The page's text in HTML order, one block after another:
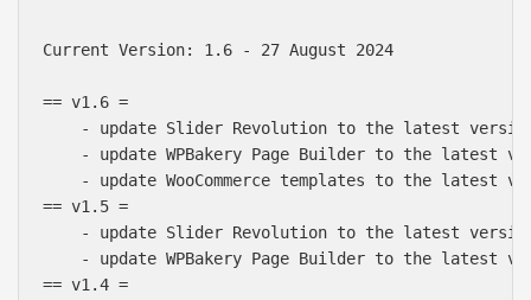
Current Version: 1.6 - 27 August 2024
== v1.6 =
- update Slider Revolution to the latest
- update WPBakery Page Builder to the latest
- update WooCommerce templates to the latest
== v1.5 =
- update Slider Revolution to the latest
- update WPBakery Page Builder to the latest
== v1.4 =